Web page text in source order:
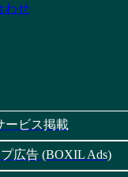
わせ
ービス掲載
広告 (BOXIL Ads)